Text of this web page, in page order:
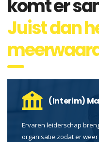
komt er
Juist dan
(Interim)
Ervaren leiderschap
organisatie zodat er